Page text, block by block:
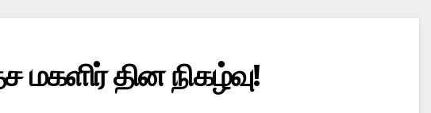
மகளிர் தின நிகழ்வு!